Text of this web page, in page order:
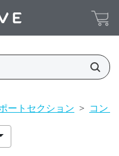
ートセクション > コン